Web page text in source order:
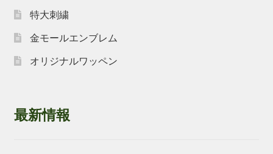
特大刺繍
金モールエンブレム
オリジナルワッペン
最新情報